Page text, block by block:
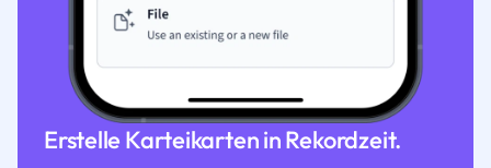
Erstelle Karteikarten in Rekordzeit.